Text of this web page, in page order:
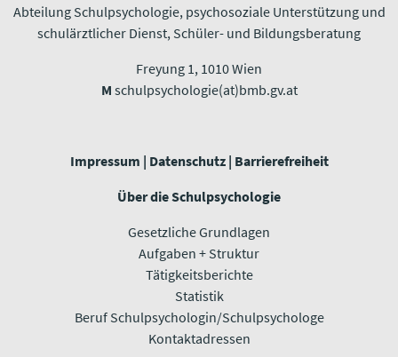
Abteilung Schulpsychologie, psychosoziale Unterstützung und
schulärztlicher Dienst, Schüler- und Bildungsberatung
Freyung 1, 1010 Wien​​​​​​​
M schulpsychologie(at)bmb.gv.at
Impressum | Datenschutz| Barrierefreiheit
Über die Schulpsychologie
Gesetzliche Grundlagen
Aufgaben + Struktur
Tätigkeitsberichte
Statistik
Beruf Schulpsychologin/Schulpsychologe
Kontaktadressen